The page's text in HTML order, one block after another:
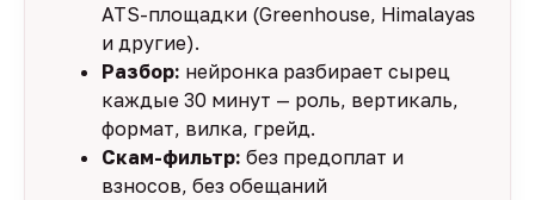
ATS-площадки (Greenhouse, Himalayas
и другие).
Разбор: нейронка разбирает сырец
каждые 30 минут — роль, вертикаль,
формат, вилка, грейд.
Скам-фильтр: без предоплат и
взносов, без обещаний